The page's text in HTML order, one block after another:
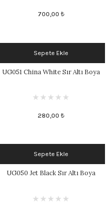
700,00 ₺
Sepete Ekle
UG051 China White Sır Altı Boya
280,00 ₺
Sepete Ekle
UG050 Jet Black Sır Altı Boya